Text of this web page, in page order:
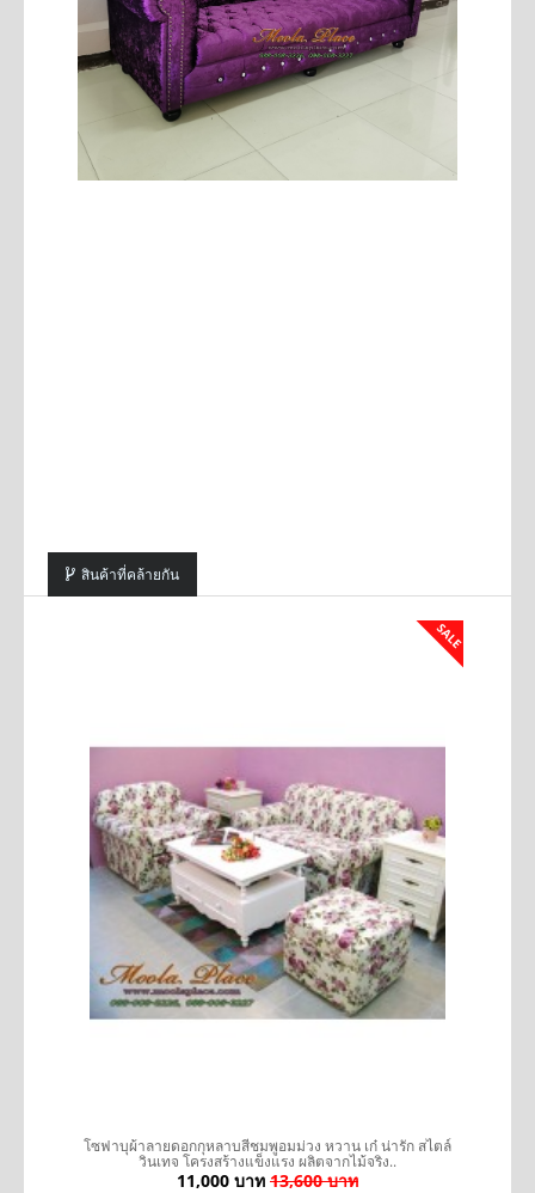
สินค้าที่คล้ายกัน
SALE
โซฟาบุผ้าลายดอกกุหลาบสีชมพูอมม่วง หวาน เก๋ น่ารัก สไตล์
วินเทจ โครงสร้างแข็งแรง ผลิตจากไม้จริง..
11,000 บาท 13,600 บาท